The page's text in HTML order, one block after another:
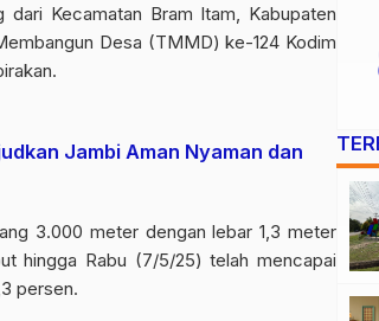
dari Kecamatan Bram Itam, Kabupaten
Desa (TMMD) ke-124 Kodim
Jambi Aman Nyaman dan
3.000 meter dengan lebar 1,3 meter
hingga Rabu (7/5/25) telah mencapai
persen.